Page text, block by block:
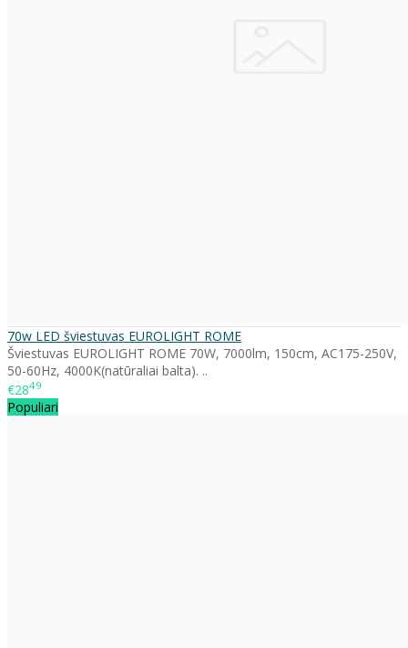
70w LED šviestuvas EUROLIGHT ROME
Šviestuvas EUROLIGHT ROME 70W, 7000lm, 150cm, AC175-250V,
50-60Hz, 4000K(natūraliai balta). ..
€2849
Populiari